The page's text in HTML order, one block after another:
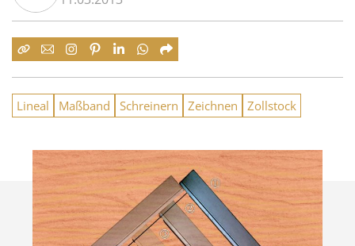
Lineal Maßband Schreinern Zeichnen Zollstock